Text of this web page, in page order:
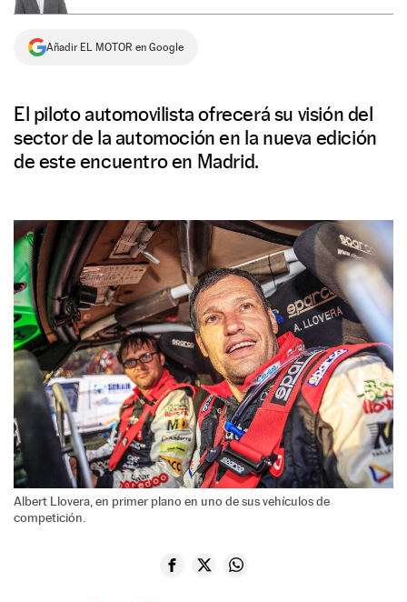
Añadir EL MOTOR en Google
El piloto automovilista ofrecerá su visión del
sector de la automoción en la nueva edición
de este encuentro en Madrid.
Albert Llovera, en primer plano en uno de sus vehículos de
competición.